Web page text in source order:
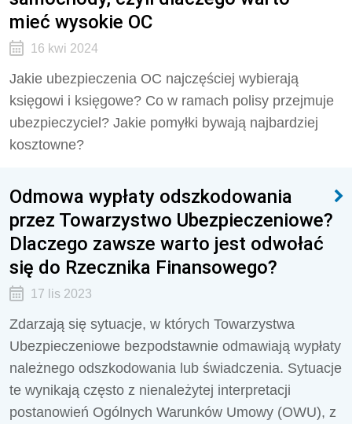
mieć wysokie OC
16 kwi 2024
Jakie ubezpieczenia OC najczęściej wybierają
księgowi i księgowe? Co w ramach polisy przejmuje
ubezpieczyciel? Jakie pomyłki bywają najbardziej
kosztowne?
Odmowa wypłaty odszkodowania
przez Towarzystwo Ubezpieczeniowe?
Dlaczego zawsze warto jest odwołać
się do Rzecznika Finansowego?
17 lis 2023
Zdarzają się sytuacje, w których Towarzystwa
Ubezpieczeniowe bezpodstawnie odmawiają wypłaty
należnego odszkodowania lub świadczenia. Sytuacje
te wynikają często z nienależytej interpretacji
postanowień Ogólnych Warunków Umowy (OWU), z